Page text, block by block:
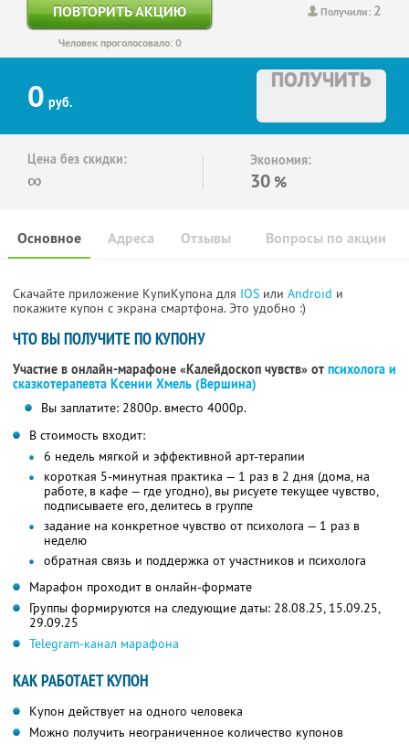
Получили: 2
ПОВТОРИТЬ АКЦИЮ
Человек проголосовало: 0
0 руб.
ПОЛУЧИТЬ
Цена без скидки:
∞
Экономия:
30 %
Основное Отзывы Вопросы по акции
Адреса
Скачайте приложение КупиКупона для IOS или Android и
покажите купон с экрана смартфона. Это удобно :)
ЧТО ВЫ ПОЛУЧИТЕ ПО КУПОНУ
Участие в онлайн-марафоне «Калейдоскоп чувств» от психолога и
сказкотерапевта Ксении Хмель (Вершина)
Вы заплатите: 2800р. вместо 4000р.
В стоимость входит:
6 недель мягкой и эффективной арт-терапии
короткая 5-минутная практика — 1 раз в 2 дня (дома, на
работе, в кафе — где угодно), вы рисуете текущее чувство,
подписываете его, делитесь в группе
задание на конкретное чувство от психолога — 1 раз в
неделю
обратная связь и поддержка от участников и психолога
Марафон проходит в онлайн-формате
Группы формируются на следующие даты: 28.08.25, 15.09.25,
29.09.25
Telegram-канал марафона
КАК РАБОТАЕТ КУПОН
Купон действует на одного человека
Можно получить неограниченное количество купонов